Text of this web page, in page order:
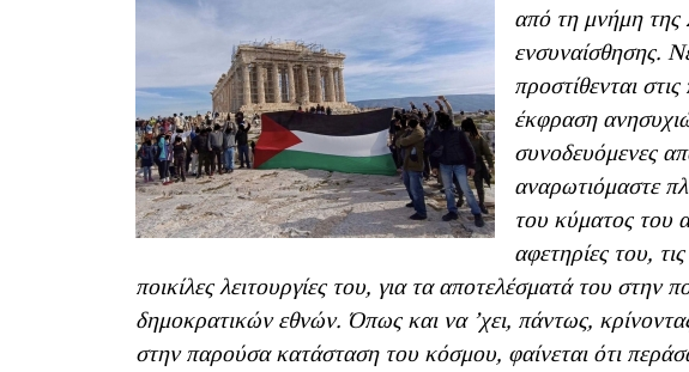
από τη μνήμη της
ενσυναίσθησης.
προστίθενται
έκφραση
συνοδευόμενες
αναρωτιόμαστε
του κύματος του
αφετηρίες του,
ποικίλες λειτουργίες του, για τα αποτελέσματά του στην
δημοκρατικών εθνών. Όπως και να ’χει, πάντως,
στην παρούσα κατάσταση του κόσμου, φαίνεται ότι